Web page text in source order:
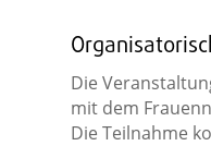
Die
mit dem
Die Teilnahme